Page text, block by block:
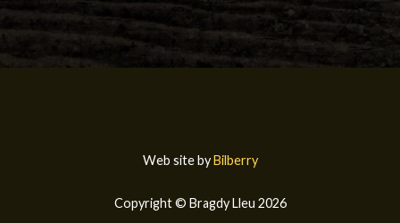
Web site byBilberry
Copyright © Bragdy Lleu 2026